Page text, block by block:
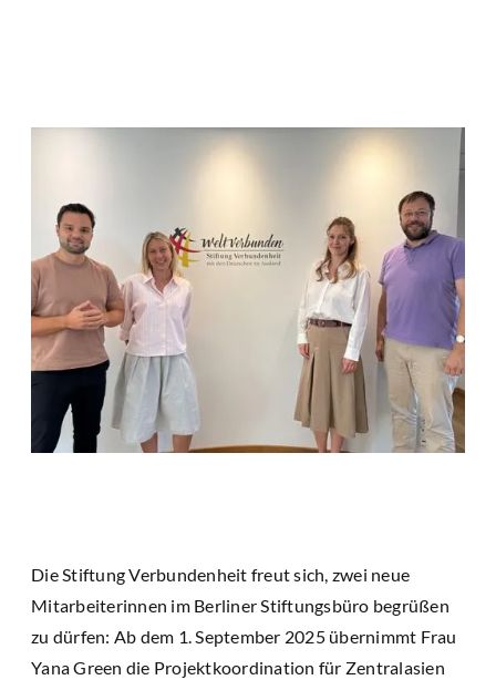
Die Stiftung Verbundenheit freut sich, zwei neue
Mitarbeiterinnen im Berliner Stiftungsbüro begrüßen
zu dürfen: Ab dem 1. September 2025 übernimmt Frau
Yana Green die Projektkoordination für Zentralasien